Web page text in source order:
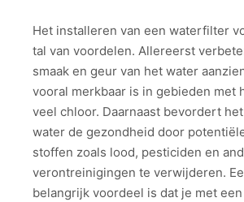
Het installeren van een waterfilter
tal van voordelen. Allereerst
smaak en geur van het water
vooral merkbaar is in gebieden met
veel chloor. Daarnaast bevordert
water de gezondheid door
stoffen zoals lood, pesticiden en
verontreinigingen te verwijderen.
belangrijk voordeel is dat je met